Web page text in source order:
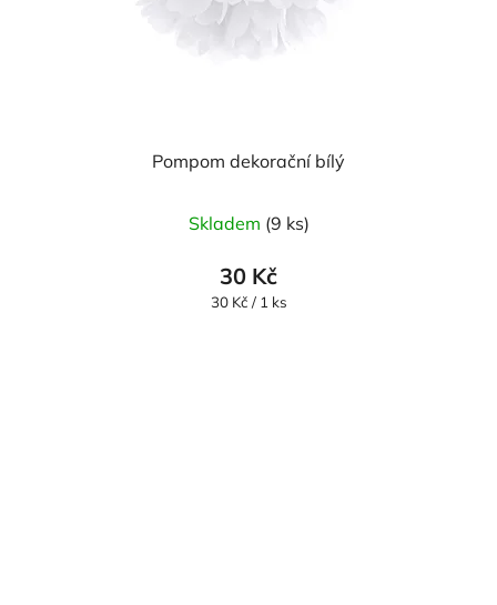
Pompom dekorační bílý
Skladem (9 ks)
30 Kč
Měrná
30 Kč / 1 ks